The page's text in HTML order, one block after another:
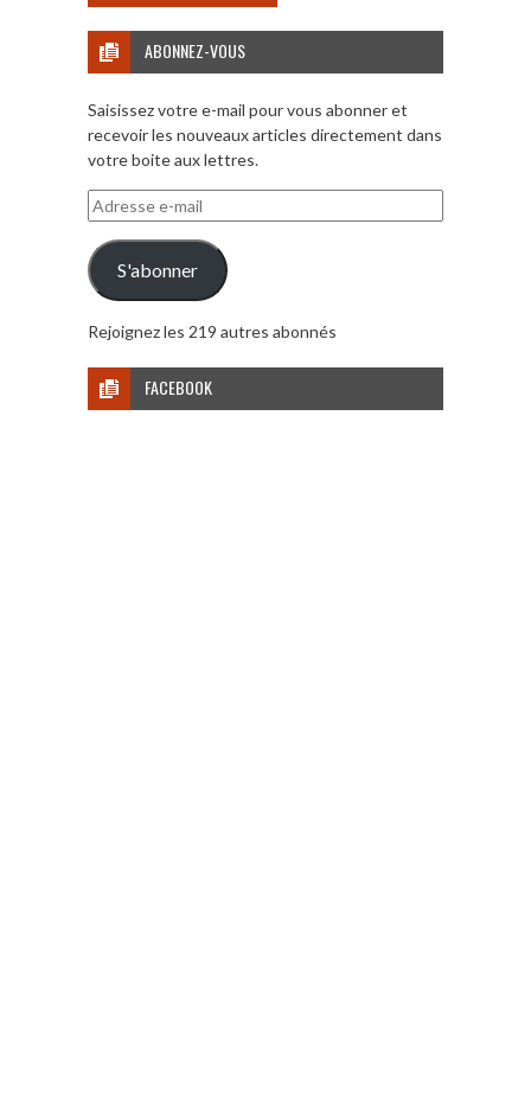
ABONNEZ-VOUS
Saisissez votre e-mail pour vous abonner et
recevoir les nouveaux articles directement dans
votre boite aux lettres.
Adresse
e-
mail
S'abonner
Rejoignez les 219 autres abonnés
FACEBOOK